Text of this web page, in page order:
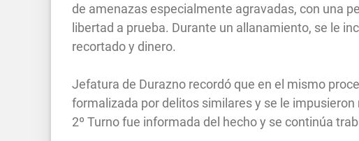
de amenazas especialmente agravadas, con una
libertad a prueba. Durante un allanamiento, se le
recortado y dinero.
Jefatura de Durazno recordó que en el mismo
formalizada por delitos similares y se le
2º Turno fue informada del hecho y se continúa